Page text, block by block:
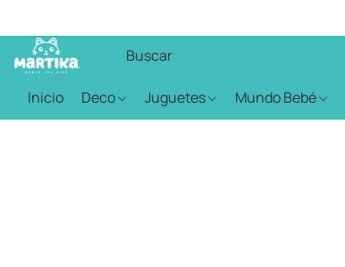
Inicio Deco Juguetes Mundo Bebé